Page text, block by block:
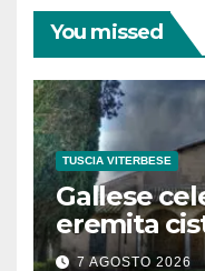
You missed
TUSCIA VITERBESE
Gallese
eremita
secolo
7 AGOSTO 2026